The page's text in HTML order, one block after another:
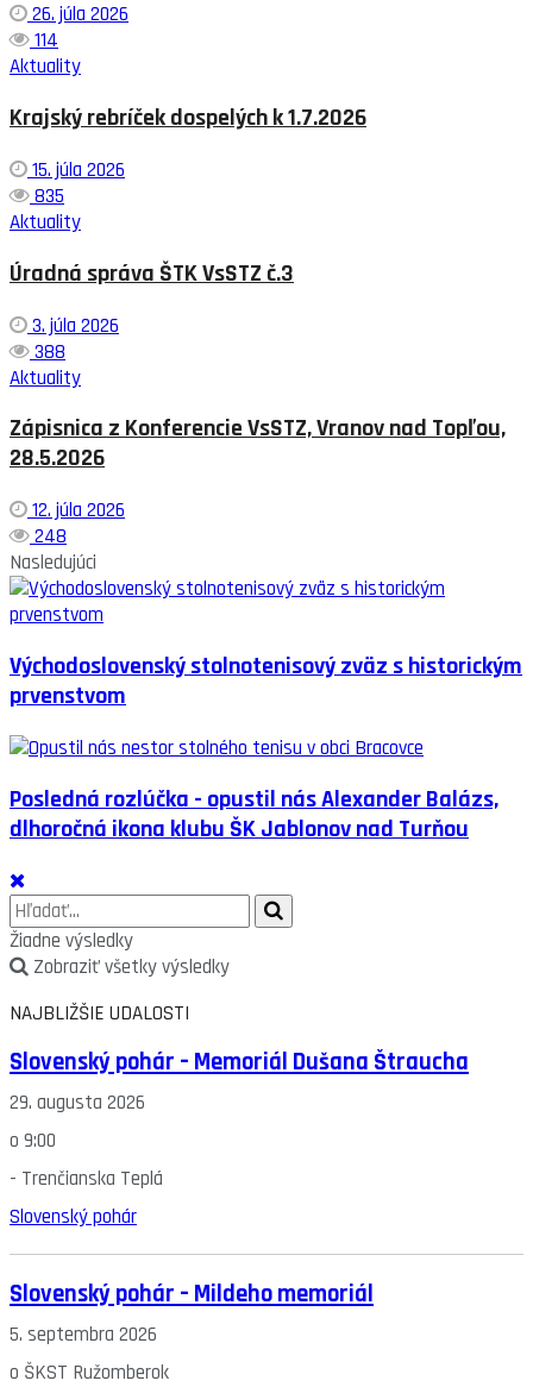
26. júla 2026
114
Aktuality
Krajský rebríček dospelých k 1.7.2026
15. júla 2026
835
Aktuality
Úradná správa ŠTK VsSTZ č.3
3. júla 2026
388
Aktuality
Zápisnica z Konferencie VsSTZ, Vranov nad Topľou,
28.5.2026
12. júla 2026
248
Nasledujúci
Východoslovenský stolnotenisový zväz s historickým
prvenstvom
Posledná rozlúčka - opustil nás Alexander Balázs,
dlhoročná ikona klubu ŠK Jablonov nad Turňou
Žiadne výsledky
Zobraziť všetky výsledky
NAJBLIŽŠIE UDALOSTI
Slovenský pohár – Memoriál Dušana Štraucha
29. augusta 2026
o 9:00
- Trenčianska Teplá
Slovenský pohár
Slovenský pohár – Mildeho memoriál
5. septembra 2026
o ŠKST Ružomberok